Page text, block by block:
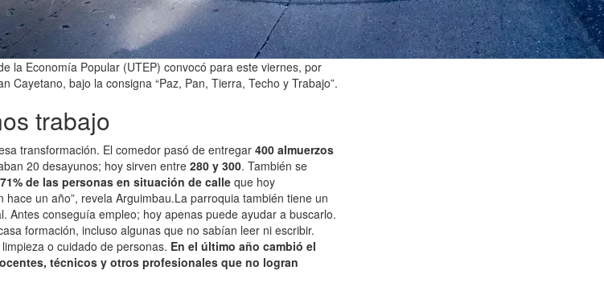
la Economía Popular (UTEP) convocó para este viernes, por
Cayetano, bajo la consigna “Paz, Pan, Tierra, Techo y Trabajo”.
trabajo
transformación. El comedor pasó de entregar 400 almuerzos
20 desayunos; hoy sirven entre 280 y 300. También se
71% de las personas en situación de calle que hoy
un año”, revela Arguimbau.La parroquia también tiene un
Antes conseguía empleo; hoy apenas puede ayudar a buscarlo.
formación, incluso algunas que no sabían leer ni escribir.
o cuidado de personas. En el último año cambió el
técnicos y otros profesionales que no logran